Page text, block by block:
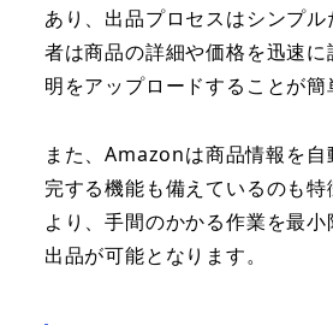
あり、出品プロセスはシンプ
者は商品の詳細や価格を迅速
明をアップロードすることが簡
また、Amazonは商品情報を
完する機能も備えているのも
より、手間のかかる作業を最
出品が可能となります。